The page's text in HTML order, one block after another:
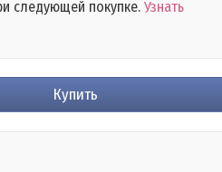
следующей покупке. Узнать
Купить